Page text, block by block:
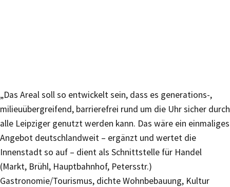
„Das Areal soll so entwickelt sein, dass es generations-,
milieuübergreifend, barrierefrei rund um die Uhr sicher durch
alle Leipziger genutzt werden kann. Das wäre ein einmaliges
Angebot deutschlandweit – ergänzt und wertet die
Innenstadt so auf – dient als Schnittstelle für Handel
(Markt, Brühl, Hauptbahnhof, Petersstr.)
Gastronomie/Tourismus, dichte Wohnbebauung, Kultur